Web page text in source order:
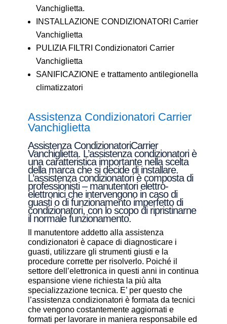
Vanchiglietta.
INSTALLAZIONE CONDIZIONATORI Carrier
Vanchiglietta
PULIZIA FILTRI Condizionatori Carrier
Vanchiglietta
SANIFICAZIONE e trattamento antilegionella
climatizzatori
Assistenza Condizionatori Carrier
Vanchiglietta
Assistenza CondizionatoriCarrier
Vanchiglietta. L’assistenza condizionatori è
una caratteristica importante nella scelta
della marca che si decide di installare.
L’assistenza condizionatori è composta di
professionisti – manutentori elettro-
elettronici che intervengono in caso di
guasti o di funzionamento imperfetto di
condizionatori, con lo scopo di ripristinarne
il normale funzionamento.
Il manutentore addetto alla assistenza
condizionatori è capace di diagnosticare i
guasti, utilizzare gli strumenti giusti e la
procedure corrette per risolverlo. Poiché il
settore dell’elettronica in questi anni in continua
espansione viene richiesta la più alta
specializzazione tecnica. E’ per questo che
l’assistenza condizionatori è formata da tecnici
che vengono costantemente aggiornati e
formati per lavorare in maniera responsabile ed